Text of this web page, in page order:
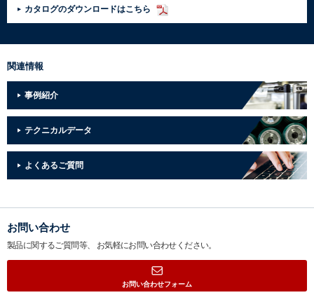
カタログのダウンロードはこちら
関連情報
事例紹介
テクニカルデータ
よくあるご質問
お問い合わせ
製品に関するご質問等、 お気軽にお問い合わせください。
お問い合わせフォーム